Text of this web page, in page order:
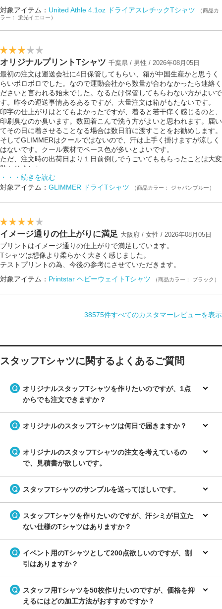
対象アイテム： United Athle 4.1oz ドライアスレチックTシャツ
（商品カ
ラー： 蛍光イエロー）
オリジナルプリントTシャツ 千葉県 / 男性 / 2026年08月05日
最初の注文は運送会社に4日保管してもらい、箱が中国生産かと思うく
らいボロボロでした。なので運動会社から数量が合わなかったら連絡く
ださいと言われる始末でした。なるたけ保管してもらわない方がよいで
す。昨今の運送事情あるあるですが、大量注文は箱がもたないです。
印字の仕上がりはとてもよかったですが、着ると若干痒く感じるのと、
印刷臭なのか臭います。数回着こんで洗う方がよいと思われます。届い
てその日に着させることなる場合は数日前に渡すことをお勧めします。
そしてGLIMMERはクールではないので、汗は上手く掛けますが涼しく
はないです。クール素材でベース色が多いとよいです。
ただ、注文時の出荷日より１日前倒しでうごいてももらったことは大変
助かりました。
最後に、デザインの解像度と大きさの調整が上手くい中々大変でした。
・・・続きを読む
対象アイテム： GLIMMER ドライTシャツ （商品カラー： ジャパンブルー）
イメージ通りの仕上がりに満足 大阪府 / 女性 / 2026年08月05日
プリントはイメージ通りの仕上がりで満足しています。
Tシャツは想像より柔らかく大きく感じました。
テストプリントの為、今後の参考にさせていただきます。
対象アイテム： Printstar ヘビーウェイトTシャツ （商品カラー： ブラック）
38575件すべてのカスタマーレビューを表示
スタッフTシャツに関するよくあるご質問
オリジナルスタッフTシャツを作りたいのですが、1点
からでも注文できますか？
オリジナルのスタッフTシャツは何日で届きますか？
オリジナルのスタッフTシャツの注文を考えているの
で、見積書が欲しいです。
スタッフTシャツのサンプルを送ってほしいです。
スタッフTシャツを作りたいのですが、汗シミが目立た
ない仕様のTシャツはありますか？
イベント用のTシャツとして200点欲しいのですが、割
引はありますか？
スタッフ用Tシャツを50枚作りたいのですが、価格を抑
えるにはどの加工方法がおすすめですか？